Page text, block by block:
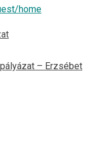
home
– Erzsébet